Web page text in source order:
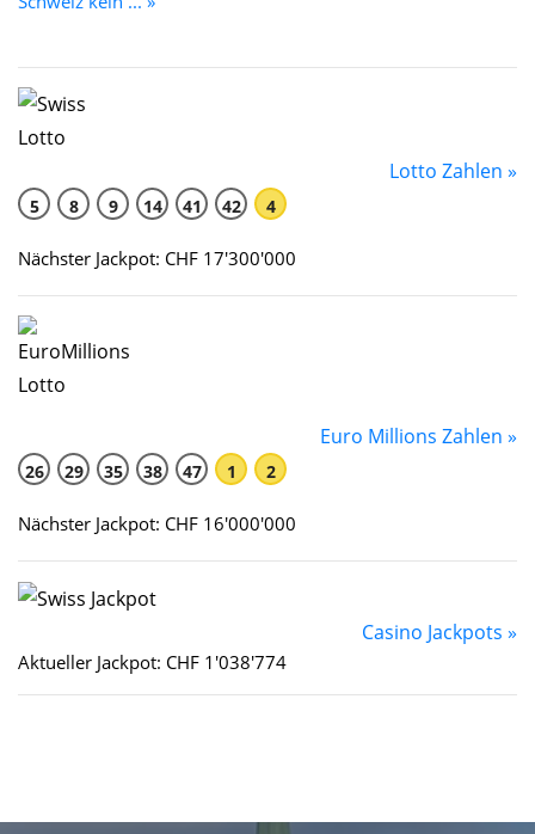
Lotto Zahlen »
5 8 9 14 41 42 4
Nächster Jackpot: CHF 17'300'000
Euro Millions Zahlen »
26 29 35 38 47 1 2
Nächster Jackpot: CHF 16'000'000
Casino Jackpots »
Aktueller Jackpot: CHF 1'038'774